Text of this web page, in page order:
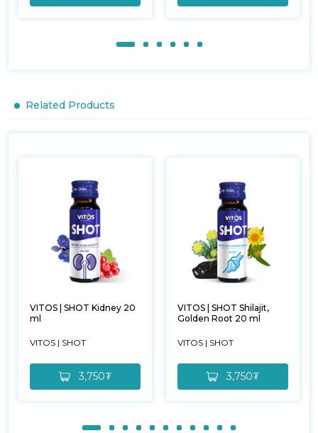
Related Products
VITOS | SHOT Kidney 20
ml
VITOS | SHOT
3,750₮
VITOS | SHOT Shilajit,
Golden Root 20 ml
VITOS | SHOT
3,750₮